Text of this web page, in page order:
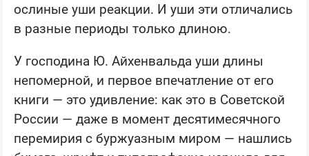
ослиные уши реакции. И уши эти отличались
в разные периоды только длиною.
У господина Ю. Айхенвальда уши длины
непомерной, и первое впечатление от его
книги — это удивление: как это в Советской
России — даже в момент десятимесячного
перемирия с буржуазным миром — нашлись